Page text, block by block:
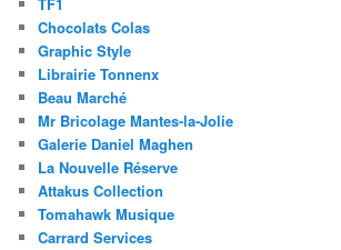
Chocolats Colas
Graphic Style
Librairie Tonnenx
Beau Marché
Mr Bricolage Mantes-la-Jolie
Galerie Daniel Maghen
La Nouvelle Réserve
Attakus Collection
Tomahawk Musique
Carrard Services